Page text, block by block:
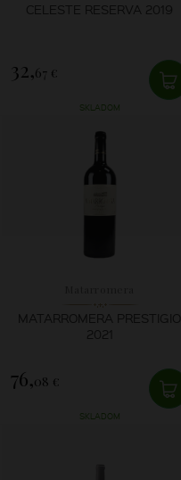
CELESTE RESERVA 2019
32,67 €
SKLADOM
MATARROMERA PRESTIGIO
2021
76,08 €
SKLADOM